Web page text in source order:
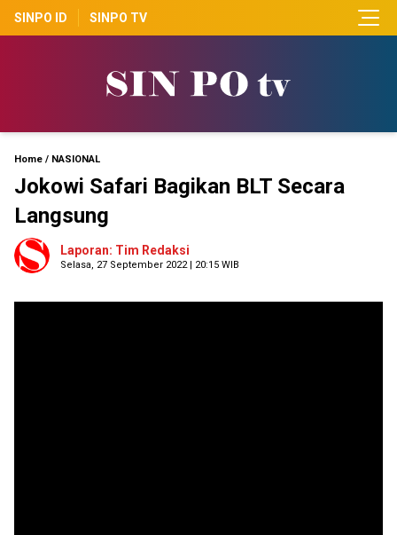
SINPO ID SINPO TV
Home / NASIONAL
Jokowi Safari Bagikan BLT Secara
Langsung
Laporan: Tim Redaksi
Selasa, 27 September 2022 | 20:15 WIB